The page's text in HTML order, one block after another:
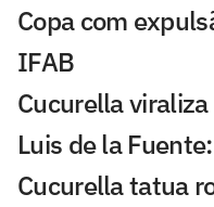
Copa com
IFAB
Cucurella
Luis de la
Cucurella tatua